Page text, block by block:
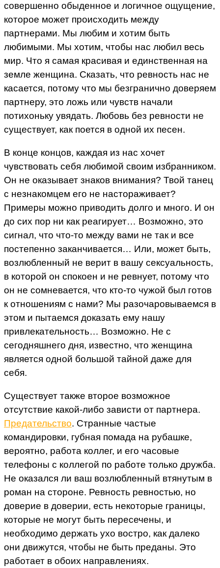
совершенно обыденное и логичное ощущение,
которое может происходить между
партнерами. Мы любим и хотим быть
любимыми. Мы хотим, чтобы нас любил весь
мир. Что я самая красивая и единственная на
земле женщина. Сказать, что ревность нас не
касается, потому что мы безгранично доверяем
партнеру, это ложь или чувств начали
потихоньку увядать. Любовь без ревности не
существует, как поется в одной их песен.
В конце концов, каждая из нас хочет
чувствовать себя любимой своим избранником.
Он не оказывает знаков внимания? Твой танец
с незнакомцем его не настораживает?
Примеры можно приводить долго и много. И он
до сих пор ни как реагирует… Возможно, это
сигнал, что что-то между вами не так и все
постепенно заканчивается… Или, может быть,
возлюбленный не верит в вашу сексуальность,
в которой он спокоен и не ревнует, потому что
он не сомневается, что кто-то чужой был готов
к отношениям с нами? Мы разочаровываемся в
этом и пытаемся доказать ему нашу
привлекательность… Возможно. Не с
сегодняшнего дня, известно, что женщина
является одной большой тайной даже для
себя.
Существует также второе возможное
отсутствие какой-либо зависти от партнера.
Предательство. Странные частые
командировки, губная помада на рубашке,
вероятно, работа коллег, и его часовые
телефоны с коллегой по работе только дружба.
Не оказался ли ваш возлюбленный втянутым в
роман на стороне. Ревность ревностью, но
доверие в доверии, есть некоторые границы,
которые не могут быть пересечены, и
необходимо держать ухо востро, как далеко
они движутся, чтобы не быть преданы. Это
работает в обоих направлениях.